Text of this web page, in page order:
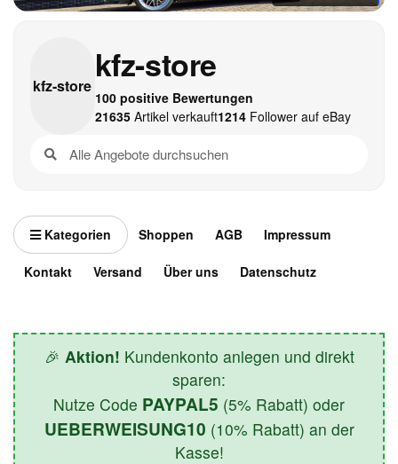
kfz-store
kfz-store
100 positive Bewertungen
21635Artikel verkauft1214Follower auf eBay
Kategorien Shoppen AGB Impressum
Kontakt Versand Über uns Datenschutz
🎉 Aktion! Kundenkonto anlegen und direkt
sparen:
Nutze Code PAYPAL5 (5% Rabatt) oder
UEBERWEISUNG10 (10% Rabatt) an der
Kasse!